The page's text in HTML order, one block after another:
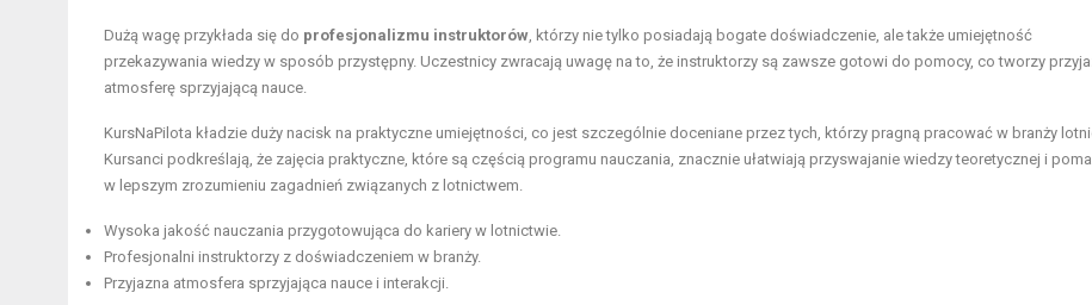
Dużą wagę przykłada się do profesjonalizmu instruktorów, którzy nie tylko posiadają bogate doświadczenie, ale także umiejętność
przekazywania wiedzy w sposób przystępny. Uczestnicy zwracają uwagę na to, że instruktorzy są zawsze gotowi do pomocy, co tworzy
atmosferę sprzyjającą nauce.
KursNaPilota kładzie duży nacisk na praktyczne umiejętności, co jest szczególnie doceniane przez tych, którzy pragną pracować w branży
Kursanci podkreślają, że zajęcia praktyczne, które są częścią programu nauczania, znacznie ułatwiają przyswajanie wiedzy teoretycznej i
w lepszym zrozumieniu zagadnień związanych z lotnictwem.
Wysoka jakość nauczania przygotowująca do kariery w lotnictwie.
Profesjonalni instruktorzy z doświadczeniem w branży.
Przyjazna atmosfera sprzyjająca nauce i interakcji.